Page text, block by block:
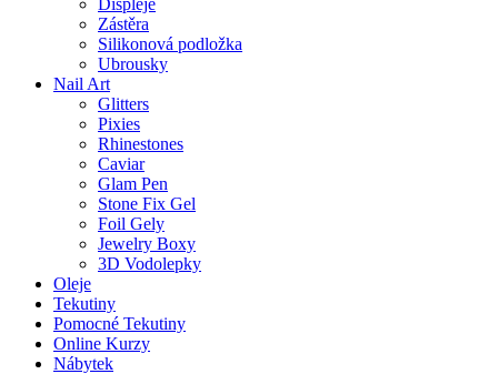
Displeje
Zástěra
Silikonová podložka
Ubrousky
Nail Art
Glitters
Pixies
Rhinestones
Caviar
Glam Pen
Stone Fix Gel
Foil Gely
Jewelry Boxy
3D Vodolepky
Oleje
Tekutiny
Pomocné Tekutiny
Online Kurzy
Nábytek